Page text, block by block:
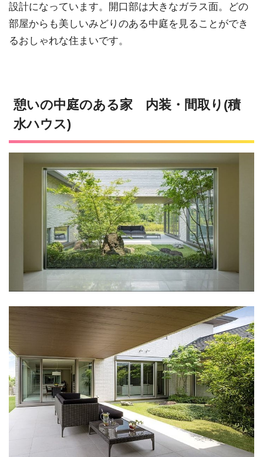
設計になっています。開口部は大きなガラス面。どの
部屋からも美しいみどりのある中庭を見ることができ
るおしゃれな住まいです。
憩いの中庭のある家 内装・間取り(積
水ハウス)